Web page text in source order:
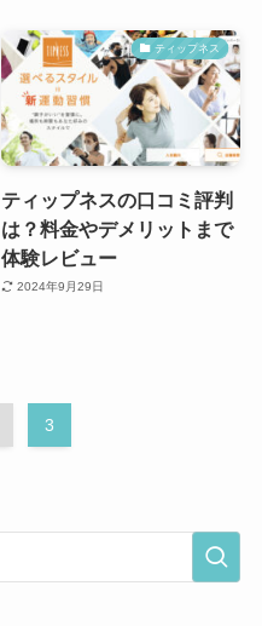
ティップネス
ティップネスの口コミ評判
は？料金やデメリットまで
体験レビュー
2024年9月29日
3